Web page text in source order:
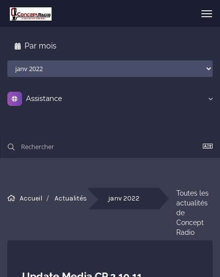
Par mois
Assistance
Accueil Actualités janv 2022
Toutes les
actualités
de
Concept
Radio